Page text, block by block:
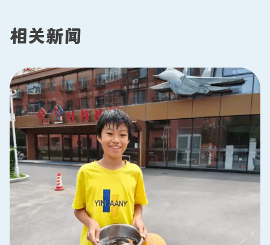
相关新闻